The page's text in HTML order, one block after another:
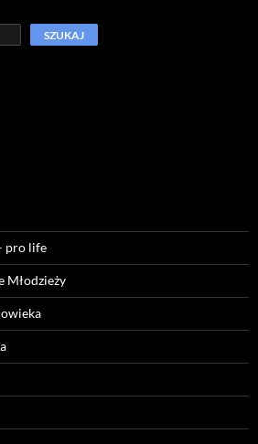
SZUKAJ
channel/
pro life
Młodzieży